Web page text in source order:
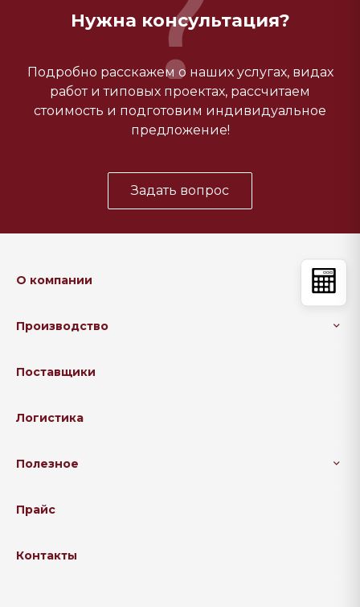
Нужна консультация?
Подробно расскажем о наших услугах, видах
работ и типовых проектах, рассчитаем
стоимость и подготовим индивидуальное
предложение!
Задать вопрос
О компании
Производство
Поставщики
Логистика
Полезное
Прайс
Контакты